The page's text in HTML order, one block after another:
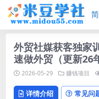
外贸社媒获客独家
速做外贸（更新26
2026-05-29 赚钱项目
详情介绍 常见问